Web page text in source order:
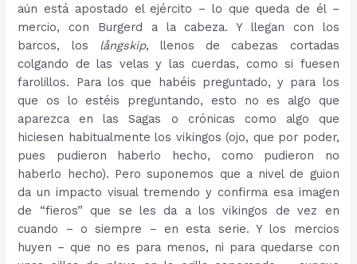
aún está apostado el ejército – lo que queda de él –
mercio, con Burgerd a la cabeza. Y llegan con los
barcos, los långskip, llenos de cabezas cortadas
colgando de las velas y las cuerdas, como si fuesen
farolillos. Para los que habéis preguntado, y para los
que os lo estéis preguntando, esto no es algo que
aparezca en las Sagas o crónicas como algo que
hiciesen habitualmente los vikingos (ojo, que por poder,
pues pudieron haberlo hecho, como pudieron no
haberlo hecho). Pero suponemos que a nivel de guion
da un impacto visual tremendo y confirma esa imagen
de “fieros” que se les da a los vikingos de vez en
cuando – o siempre – en esta serie. Y los mercios
huyen – que no es para menos, ni para quedarse con